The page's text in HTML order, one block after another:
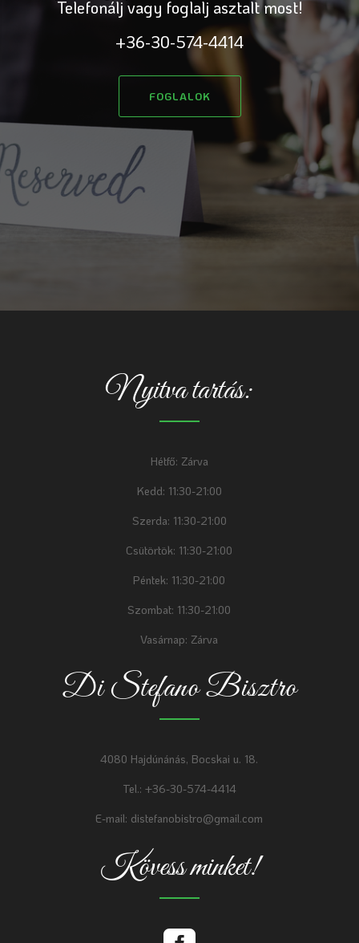
Telefonálj vagy foglalj asztalt most!
+36-30-574-4414
FOGLALOK
Nyitva tartás:
Hétfő: Zárva
Kedd: 11:30-21:00
Szerda: 11:30-21:00
Csütörtök: 11:30-21:00
Péntek: 11:30-21:00
Szombat: 11:30-21:00
Vasárnap: Zárva
Di Stefano Bisztro
4080 Hajdúnánás, Bocskai u. 18.
Tel.: +36-30-574-4414
E-mail: distefanobistro@gmail.com
Kövess minket!